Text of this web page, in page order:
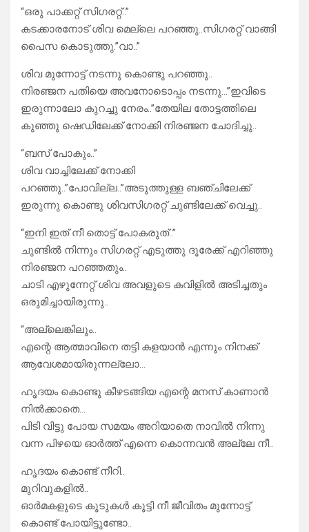
“ഒരു പാക്കറ്റ് സിഗരറ്റ്..”
കടക്കാരനോട്‌ ശിവ മെല്ലെ പറഞ്ഞു..സിഗരറ്റ് വാങ്ങി
പൈസ കൊടുത്തു.”വാ..”
ശിവ മുന്നോട്ട് നടന്നു കൊണ്ടു പറഞ്ഞു..
നിരഞ്ജന പതിയെ അവനോടൊപ്പം നടന്നു…”ഇവിടെ
ഇരുന്നാലോ കുറച്ചു നേരം..”തേയില തോട്ടത്തിലെ
കുഞ്ഞു ഷെഡിലേക്ക് നോക്കി നിരഞ്ജന ചോദിച്ചു..
“ബസ് പോകും..”
ശിവ വാച്ചിലേക്ക് നോക്കി
പറഞ്ഞു..”പോവില്ല..”അടുത്തുള്ള ബഞ്ചിലേക്ക്
ഇരുന്നു കൊണ്ടു ശിവസിഗരറ്റ് ചുണ്ടിലേക്ക് വെച്ചു..
“ഇനി ഇത് നീ തൊട്ട് പോകരുത്..”
ചുണ്ടിൽ നിന്നും സിഗരറ്റ് എടുത്തു ദൂരേക്ക് എറിഞ്ഞു
നിരഞ്ജന പറഞ്ഞതും..
ചാടി എഴുന്നേറ്റ് ശിവ അവളുടെ കവിളിൽ അടിച്ചതും
ഒരുമിച്ചായിരുന്നു..
“അല്ലെങ്കിലും..
എന്റെ ആത്മാവിനെ തട്ടി കളയാൻ എന്നും നിനക്ക്
ആവേശമായിരുന്നല്ലോ…
ഹൃദയം കൊണ്ടു കീഴടങ്ങിയ എന്റെ മനസ് കാണാൻ
നിൽക്കാതെ…
പിടി വിട്ടു പോയ സമയം അറിയാതെ നാവിൽ നിന്നു
വന്ന പിഴയെ ഓർത്ത് എന്നെ കൊന്നവൻ അല്ലേ നീ..
ഹൃദയം കൊണ്ട് നീറി..
മുറിവുകളിൽ..
ഓർമകളുടെ കൂടുകൾ കൂട്ടി നീ ജീവിതം മുന്നോട്ട്
കൊണ്ട് പോയിട്ടുണ്ടോ..